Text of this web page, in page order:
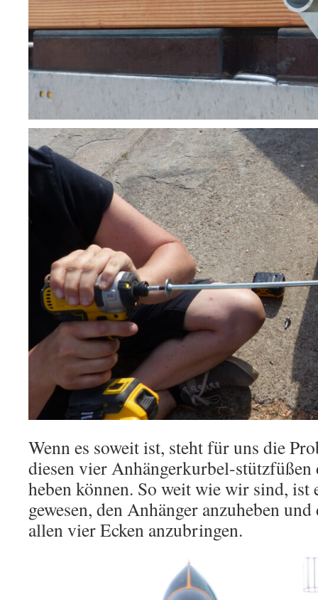
Wenn es soweit ist, steht für uns die
diesen vier Anhängerkurbel-stützfüßen
heben können. So weit wie wir sind, ist
gewesen, den Anhänger anzuheben
allen vier Ecken anzubringen.